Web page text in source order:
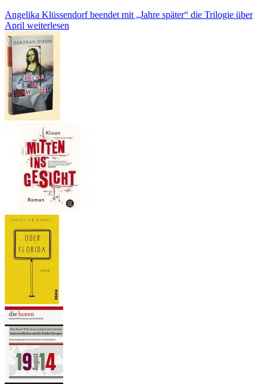
Angelika Klüssendorf beendet mit „Jahre später“ die Trilogie über
April weiterlesen